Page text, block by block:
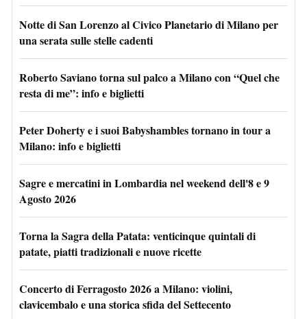
Notte di San Lorenzo al Civico Planetario di Milano per
una serata sulle stelle cadenti
Roberto Saviano torna sul palco a Milano con “Quel che
resta di me”: info e biglietti
Peter Doherty e i suoi Babyshambles tornano in tour a
Milano: info e biglietti
Sagre e mercatini in Lombardia nel weekend dell'8 e 9
Agosto 2026
Torna la Sagra della Patata: venticinque quintali di
patate, piatti tradizionali e nuove ricette
Concerto di Ferragosto 2026 a Milano: violini,
clavicembalo e una storica sfida del Settecento